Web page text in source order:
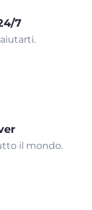
7
il mondo.